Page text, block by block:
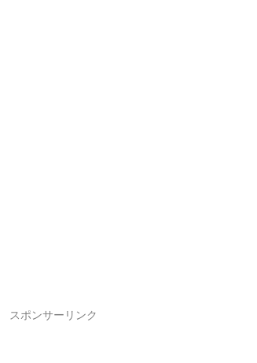
スポンサーリンク